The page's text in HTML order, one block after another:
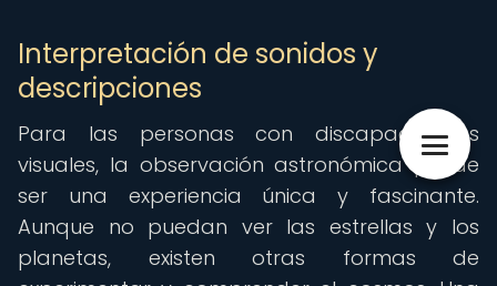
Interpretación de sonidos y
descripciones
Para las personas con discapacidades
visuales, la observación astronómica puede
ser una experiencia única y fascinante.
Aunque no puedan ver las estrellas y los
planetas, existen otras formas de